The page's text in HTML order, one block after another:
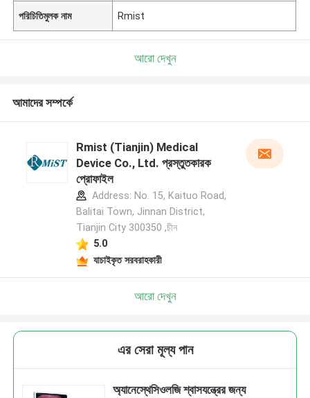
পরিচিতিমুলক নাম Rmist
আরো দেখুন
আমাদের সম্পর্কে
Rmist (Tianjin) Medical
Device Co., Ltd. প্রস্তুতকারক
প্রোফাইল
Address: No. 15, Kaituo Road,
Balitai Town, Jinnan District,
Tianjin City 300350 ,চীন
5.0
যাচাইকৃত সরবরাহকারী
আরো দেখুন
এর সেরা মূল্য পান
অ্যানেস্থেসিওলজি শ্বাসযন্ত্রের জন্য